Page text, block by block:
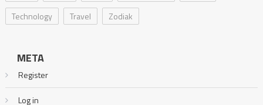
Technology
Travel Zodiak
META
Register
Log in